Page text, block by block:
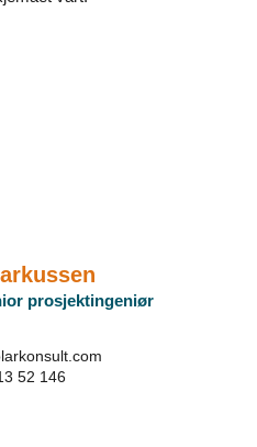
prosjektingeniør
52 146